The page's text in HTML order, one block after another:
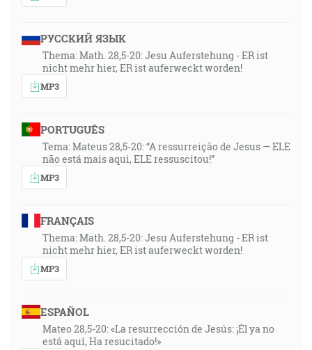
РУССКИЙ ЯЗЫК
Thema: Math. 28,5-20: Jesu Auferstehung - ER ist
nicht mehr hier, ER ist auferweckt worden!
MP3
PORTUGUÊS
Tema: Mateus 28,5-20: “A ressurreição de Jesus — ELE
não está mais aqui, ELE ressuscitou!”
MP3
FRANÇAIS
Thema: Math. 28,5-20: Jesu Auferstehung - ER ist
nicht mehr hier, ER ist auferweckt worden!
MP3
ESPAÑOL
Mateo 28,5-20: «La resurrección de Jesús: ¡Él ya no
está aquí, Ha resucitado!»